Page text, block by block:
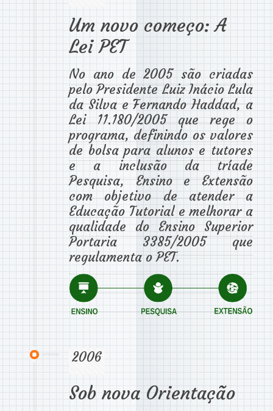
Um novo começo: A
Lei PET
No ano de 2005 são criadas
pelo Presidente Luiz Inácio Lula
da Silva e Fernando Haddad, a
Lei 11.180/2005 que rege o
programa, definindo os valores
de bolsa para alunos e tutores
e a inclusão da tríade
Pesquisa, Ensino e Extensão
com objetivo de atender a
Educação Tutorial e melhorar a
qualidade do Ensino Superior
Portaria 3385/2005 que
regulamenta o PET.
2006
Sob nova Orientação